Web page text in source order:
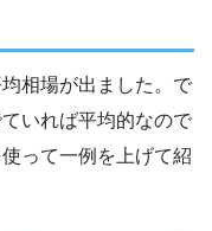
相場が出ました。で
いれば平均的なので
って一例を上げて紹